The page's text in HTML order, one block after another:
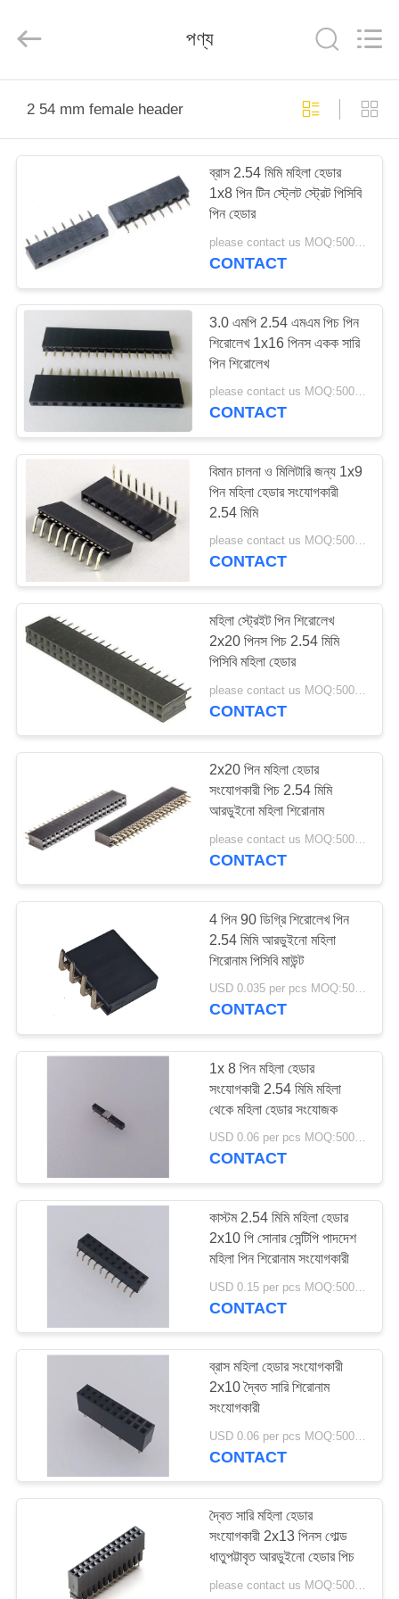
পণ্য
সম্পর্কে
কারখানা
ভ্রমণ
নিয়ন্ত্রণ
করুন
উদ্ধৃতির
জন্য
আবেদন
PRIVACY
POLICY
Reserved.
পণ্য
2 54 mm female header
ব্রাস 2.54 মিমি মহিলা হেডার
1x8 পিন টিন স্ট্লেট স্ট্রেট পিসিবি
পিন হেডার
please contact us MOQ:5000PCS
CONTACT
3.0 এমপি 2.54 এমএম পিচ পিন
শিরোলেখ 1x16 পিনস একক সারি
পিন শিরোলেখ
please contact us MOQ:5000PCS
CONTACT
বিমান চালনা ও মিলিটারি জন্য 1x9
পিন মহিলা হেডার সংযোগকারী
2.54 মিমি
please contact us MOQ:5000PCS
CONTACT
মহিলা স্ট্রেইট পিন শিরোলেখ
2x20 পিনস পিচ 2.54 মিমি
পিসিবি মহিলা হেডার
CONTACT
2x20 পিন মহিলা হেডার
সংযোগকারী পিচ 2.54 মিমি
আরডুইনো মহিলা শিরোনাম
please contact us MOQ:5000PCS
CONTACT
4 পিন 90 ডিগ্রি শিরোলেখ পিন
2.54 মিমি আরডুইনো মহিলা
শিরোনাম পিসিবি মাউন্ট
USD 0.035 per pcs MOQ:5000PCS
CONTACT
1x 8 পিন মহিলা হেডার
সংযোগকারী 2.54 মিমি মহিলা
থেকে মহিলা হেডার সংযোজক
USD 0.06 per pcs MOQ:5000PCS
CONTACT
কাস্টম 2.54 মিমি মহিলা হেডার
2x10 পি সোনার সেন্টিপি পাদদেশ
মহিলা পিন শিরোনাম সংযোগকারী
CONTACT
ব্রাস মহিলা হেডার সংযোগকারী
2x10 দ্বৈত সারি শিরোনাম
সংযোগকারী
USD 0.06 per pcs MOQ:5000PCS
CONTACT
দ্বৈত সারি মহিলা হেডার
সংযোগকারী 2x13 পিনস গোল্ড
ধাতুপট্টাবৃত আরডুইনো হেডার পিচ
please contact us MOQ:5000PCS